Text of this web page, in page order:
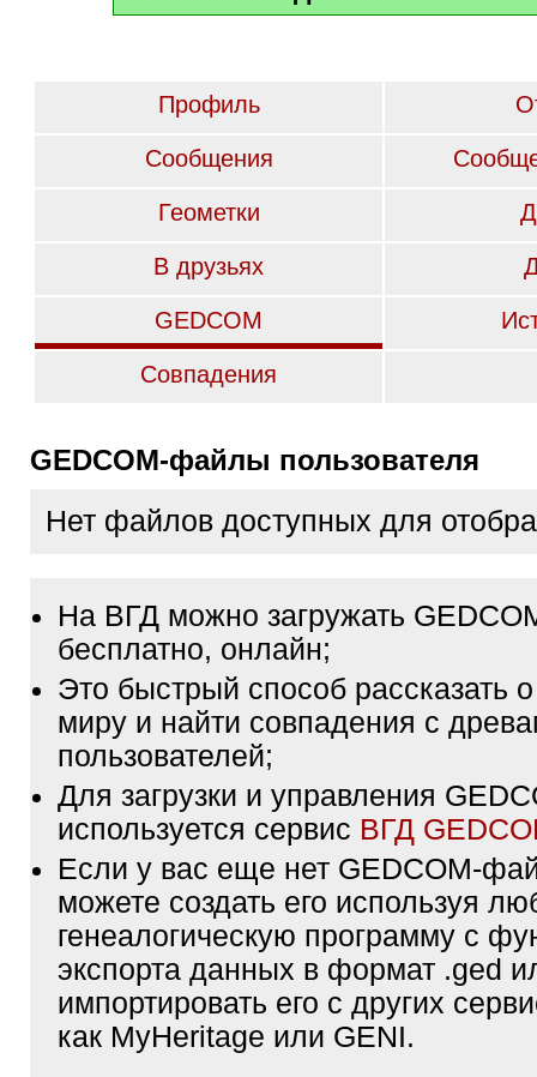
Профиль
Сообщения
Геометки
В друзьях
GEDCOM
Совпадения
GEDCOM-файлы пользователя
Нет файлов доступных для
На ВГД можно загружать
бесплатно, онлайн;
Это быстрый способ рассказать
миру и найти совпадения с
пользователей;
Для загрузки и управления
используется сервис ВГД
Если у вас еще нет GEDCOM-
можете создать его используя
генеалогическую программу с
экспорта данных в формат .ged
импортировать его с других
как MyHeritage или GENI.